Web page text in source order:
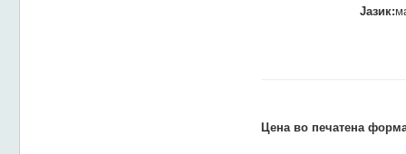
Јазик:
Цена во печатена